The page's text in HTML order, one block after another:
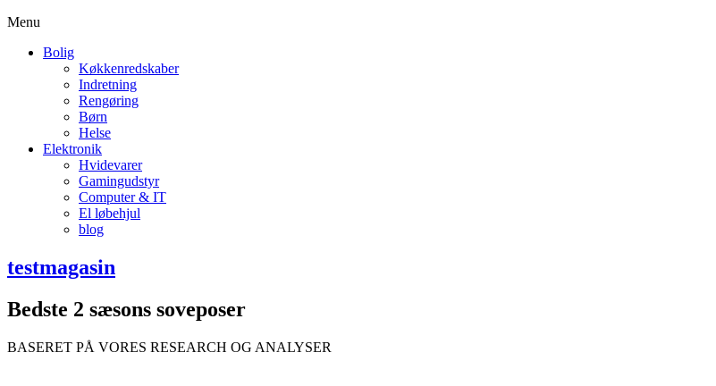
Menu
Bolig
Køkkenredskaber
Indretning
Rengøring
Børn
Helse
Elektronik
Hvidevarer
Gamingudstyr
Computer & IT
El løbehjul
blog
testmagasin
Bedste 2 sæsons soveposer
BASERET PÅ VORES RESEARCH OG ANALYSER